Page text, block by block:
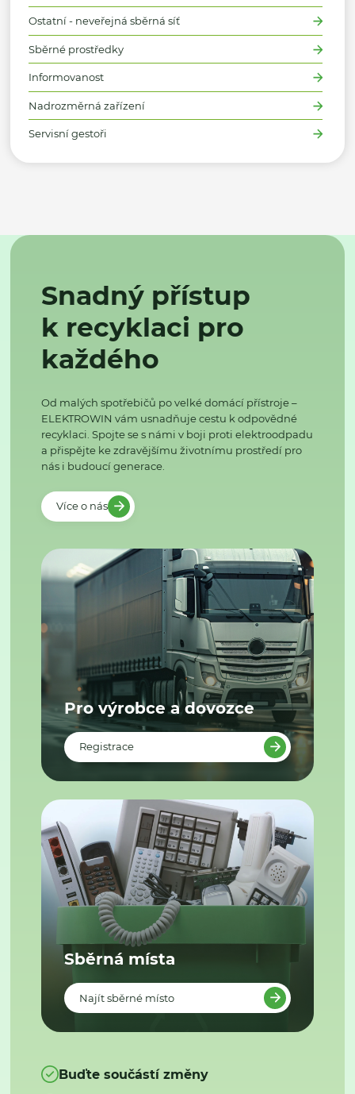
Ostatní - neveřejná sběrná síť
Sběrné prostředky
Informovanost
Nadrozměrná zařízení
Servisní gestoři
Snadný přístup
k recyklaci pro
každého
Od malých spotřebičů po velké domácí přístroje –
ELEKTROWIN vám usnadňuje cestu k odpovědné
recyklaci. Spojte se s námi v boji proti elektroodpadu
a přispějte ke zdravějšímu životnímu prostředí pro
nás i budoucí generace.
Více o nás
Pro výrobce a dovozce
Registrace
Sběrná místa
Najít sběrné místo
Buďte součástí změny